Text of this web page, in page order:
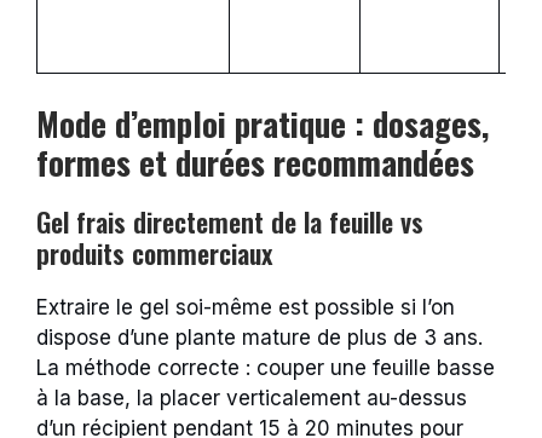
Mode d’emploi pratique : dosages,
formes et durées recommandées
Gel frais directement de la feuille vs
produits commerciaux
Extraire le gel soi-même est possible si l’on
dispose d’une plante mature de plus de 3 ans.
La méthode correcte : couper une feuille basse
à la base, la placer verticalement au-dessus
d’un récipient pendant 15 à 20 minutes pour